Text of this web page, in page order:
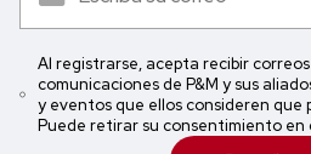
Al registrarse, acepta recibir
comunicaciones de P&M y sus
y eventos que ellos consideren que
Puede retirar su consentimiento